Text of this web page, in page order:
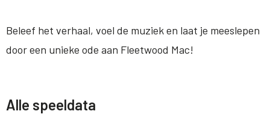
Beleef het verhaal, voel de muziek en laat je meeslepen
door een unieke ode aan Fleetwood Mac!
Alle speeldata